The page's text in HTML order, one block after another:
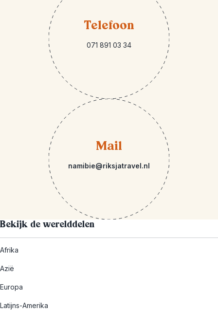
Telefoon
071 891 03 34
Mail
namibie@riksjatravel.nl
Bekijk de werelddelen
Afrika
Azië
Europa
Latijns-Amerika